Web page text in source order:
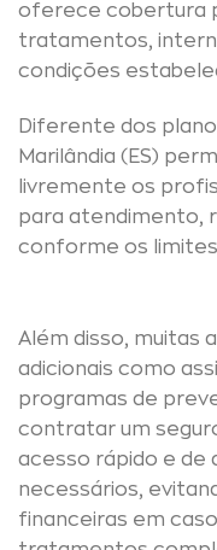
oferece cobertura
tratamentos,
condições
Diferente dos
Marilândia (ES)
livremente os
para atendimento,
conforme os
Além disso, muitas
adicionais como
programas de
contratar um
acesso rápido e de
necessários,
financeiras em